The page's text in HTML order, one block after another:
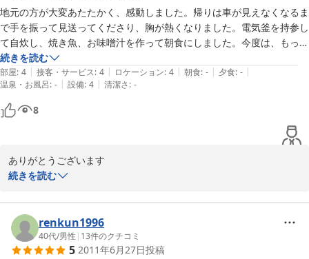
地元の方が大変あたたかく、感動しました。帰りは車が見えなくなるま
で手を振って見送ってくださり、胸が熱くなりました。電気釜を持参し
て自炊し、焼き魚、お味噌汁を作って朝食にしました。今度は、もっと
いろいろと準備して宿泊したいと思います。設備は大変きれいでした。
続きを読む
部屋: 4 | 接客・サービス: 4 | ロケーション: 4 | 朝食: - | 夕食: - |
温泉・お風呂: - | 設備: 4 | 清潔さ: -
8
ありがとうございます
お待ちしております
2012-01-20
続きを読む
renkun1996
40代/男性 | 13件のクチコミ
5 2011年6月27日投稿